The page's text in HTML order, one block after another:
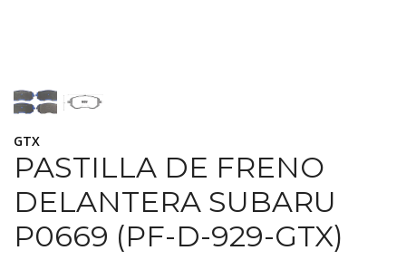
GTX
PASTILLA DE FRENO
DELANTERA SUBARU
P0669 (PF-D-929-GTX)